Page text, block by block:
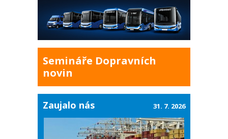
Semináře Dopravních
novin
Zaujalo nás 31. 7. 2026